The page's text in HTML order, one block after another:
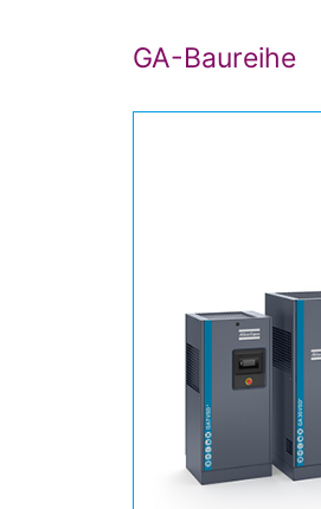
GA-Baureihe